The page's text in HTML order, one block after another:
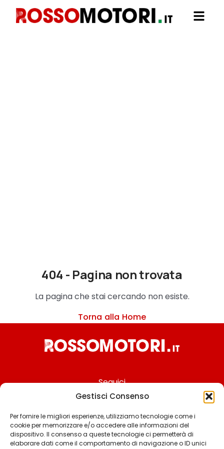
Gestisci Consenso
Per fornire le migliori esperienze, utilizziamo tecnologie come i
cookie per memorizzare e/o accedere alle informazioni del
dispositivo. Il consenso a queste tecnologie ci permetterà di
elaborare dati come il comportamento di navigazione o ID unici
404 - Pagina non trovata
La pagina che stai cercando non esiste.
Torna alla Home
Seguici
Chi siamo